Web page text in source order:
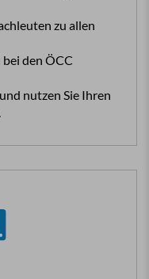
zu allen
den ÖCC
und nutzen Sie Ihren